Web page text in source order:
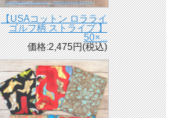
【USAコットン ロラライ
ゴルフ柄 ストライプ 】
50×...
価格:2,475円(税込)